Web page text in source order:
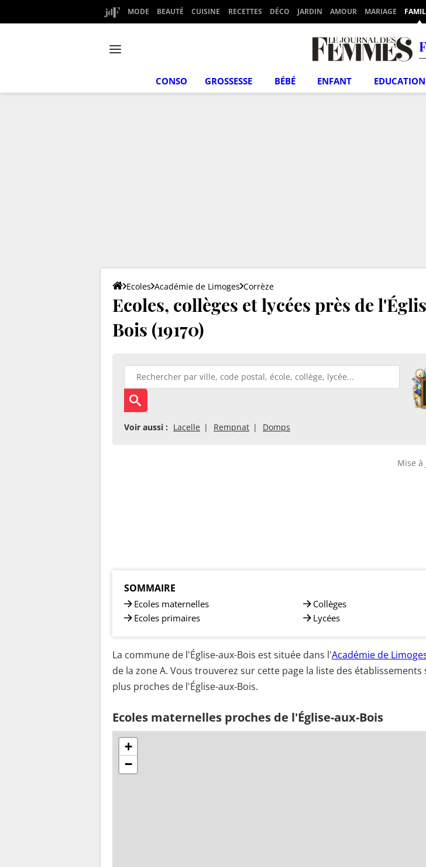
MODE BEAUTÉ CUISINE RECETTES DÉCO JARDIN AMOUR MARIAGE
CONSO GROSSESSE BÉBÉ ENFANT EDUCATION
Ecoles Académie de Limoges Corrèze
Ecoles, collèges et lycées près de
Bois (19170)
Voir aussi : Lacelle Rempnat Domps
Mise à
SOMMAIRE
Ecoles maternelles
Ecoles primaires
Collèges
Lycées
La commune de l'Église-aux-Bois est située dans l'Académie de
de la zone A. Vous trouverez sur cette page la liste des établissements
plus proches de l'Église-aux-Bois.
Ecoles maternelles proches de l'Église-aux-Bois
+
−